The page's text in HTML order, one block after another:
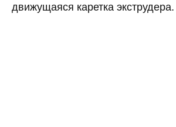
движущаяся каретка экструдера.